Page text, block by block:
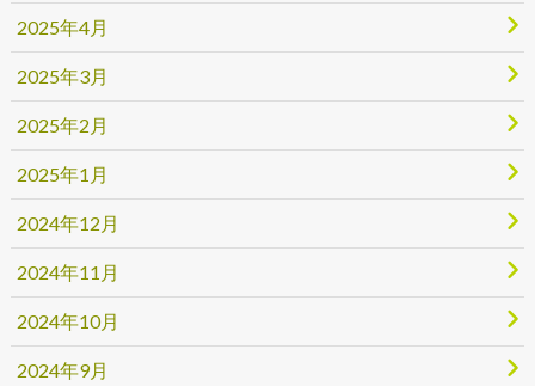
2025年4月
2025年3月
2025年2月
2025年1月
2024年12月
2024年11月
2024年10月
2024年9月